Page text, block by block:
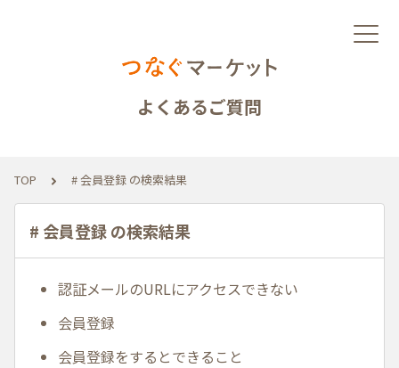
よくあるご質問
TOP # 会員登録 の検索結果
# 会員登録 の検索結果
認証メールのURLにアクセスできない
会員登録
会員登録をするとできること